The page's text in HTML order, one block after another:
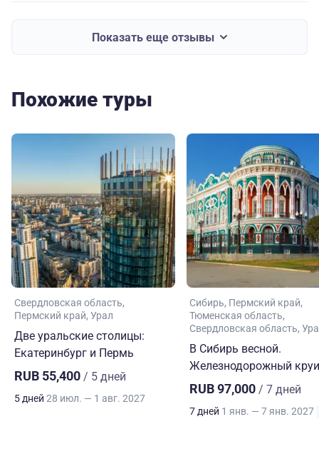
Показать еще отзывы
Похожие туры
Свердловская область
Пермский край Урал
Две уральские столицы:
Екатеринбург и Пермь
RUB 55,400 / 5 дней
5 дней 28 июл. — 1 авг. 2027
Сибирь Пермский край
Тюменская область
Свердловская область
В Сибирь весной.
Железнодорожный
RUB 97,000 / 7 дней
7 дней 1 янв. — 7 янв. 2027